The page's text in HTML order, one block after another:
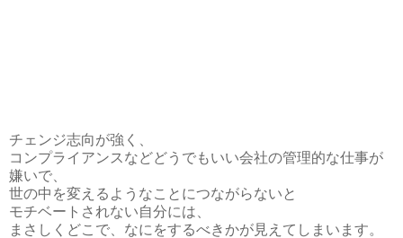
チェンジ志向が強く、
コンプライアンスなどどうでもいい会社の管理的な仕事が
嫌いで、
世の中を変えるようなことにつながらないと
モチベートされない自分には、
まさしくどこで、なにをするべきかが見えてしまいます。